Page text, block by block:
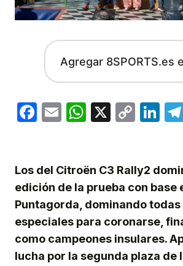
Agregar 8SPORTS.es
Facebook
EmailWhatsApp
X
Copy
Los del Citroën C3 Rally2
edición de la prueba con base
Puntagorda, dominando
especiales para coronarse,
como campeones insulares.
lucha por la segunda plaza de